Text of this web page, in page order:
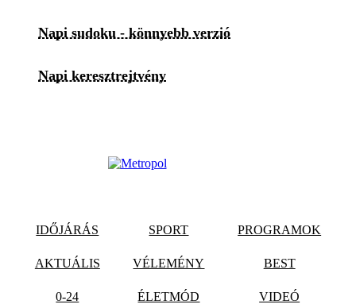
Napi sudoku - könnyebb verzió
Napi keresztrejtvény
IDŐJÁRÁS SPORT PROGRAMOK
AKTUÁLIS VÉLEMÉNY BEST
0-24 ÉLETMÓD VIDEÓ